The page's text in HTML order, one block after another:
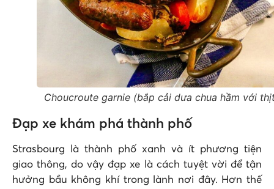
Choucroute garnie (bắp cải dưa chua hầm với
Đạp xe khám phá thành phố
Strasbourg là thành phố xanh và ít phương tiện
giao thông, do vậy đạp xe là cách tuyệt vời để tận
hưởng bầu không khí trong lành nơi đây. Hơn thế